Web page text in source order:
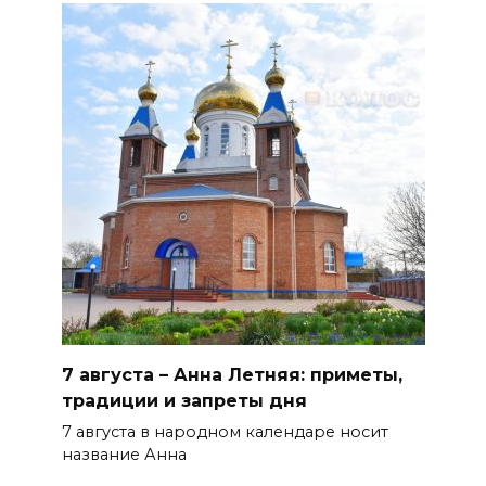
БПЛА на Кубани
06 августа 2026 16:57
Дончан приглашают
поучаствовать в конкурсе
«Лучший школьный педагог-
библиотекарь России»
06 августа 2026 16:30
ВСЕ КАК ЕСТЬ. Политика
Зеленского: ложь, вранье и
06 августа 2026 16:25
Подготовка к школе
7 августа – Анна Летняя: приметы,
традиции и запреты дня
7 августа в народном календаре носит
название Анна